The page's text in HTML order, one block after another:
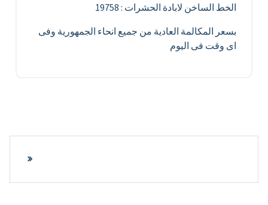
الخط الساخن لابادة الحشرات : 19758
بسعر المكالمة العادية من جميع انحاء الجمهورية وفى
اى وقت فى اليوم